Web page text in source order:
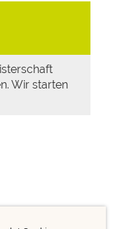
Wir starten